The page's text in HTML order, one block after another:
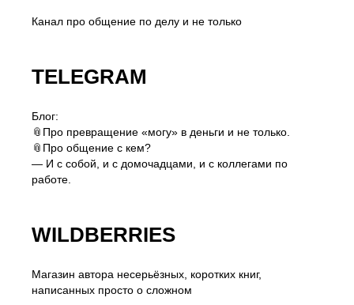
Канал про общение по делу и не только
TELEGRAM
Блог:
📎Про превращение «могу» в деньги и не только.
📎Про общение с кем?
— И с собой, и с домочадцами, и с коллегами по
работе.
WILDBERRIES
Магазин автора несерьёзных, коротких книг,
написанных просто о сложном